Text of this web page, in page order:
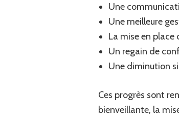
Une
Une meilleure
La mise en place
Un regain de
Une diminution
Ces progrès sont
bienveillante, la